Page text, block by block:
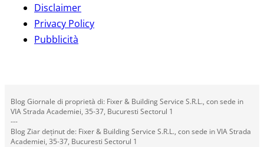
Disclaimer
Privacy Policy
Pubblicità
Blog Giornale di proprietà di: Fixer & Building Service S.R.L., con sede in
VIA Strada Academiei, 35-37, Bucuresti Sectorul 1
---
Blog Ziar deținut de: Fixer & Building Service S.R.L., con sede in VIA Strada
Academiei, 35-37, Bucuresti Sectorul 1